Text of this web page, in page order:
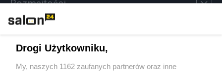
Rozmaitości
Sport
Drogi Użytkowniku,
My, naszych 1162 zaufanych partnerów oraz inne